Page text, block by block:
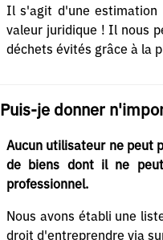
Il s'agit d'une
valeur juridique ! Il nous
déchets évités grâce à la
Puis-je donner
Aucun utilisateur ne peut
de biens dont il ne
professionnel.
Nous avons établi une
droit d'entreprendre via